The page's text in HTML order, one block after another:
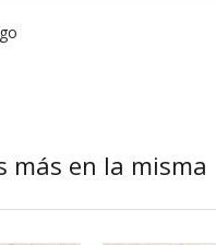
más en la misma